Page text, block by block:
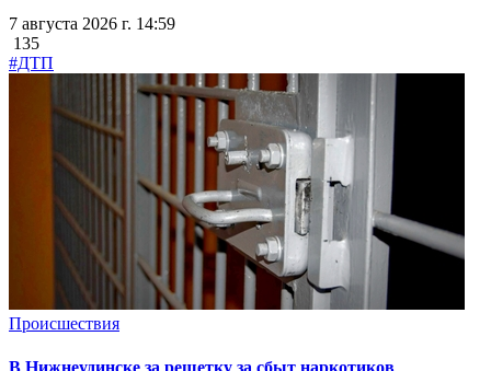
7 августа 2026 г. 14:59
135
#ДТП
Происшествия
В Нижнеудинске за решетку за сбыт наркотиков